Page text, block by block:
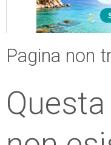
Pagina non